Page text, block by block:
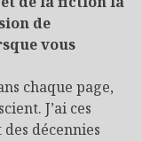
de
vous
chaque page,
J’ai ces
décennies